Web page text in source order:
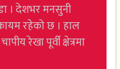
। देशभर मनसुनी
रहेको छ । हाल
रेखा पूर्वी क्षेत्रमा